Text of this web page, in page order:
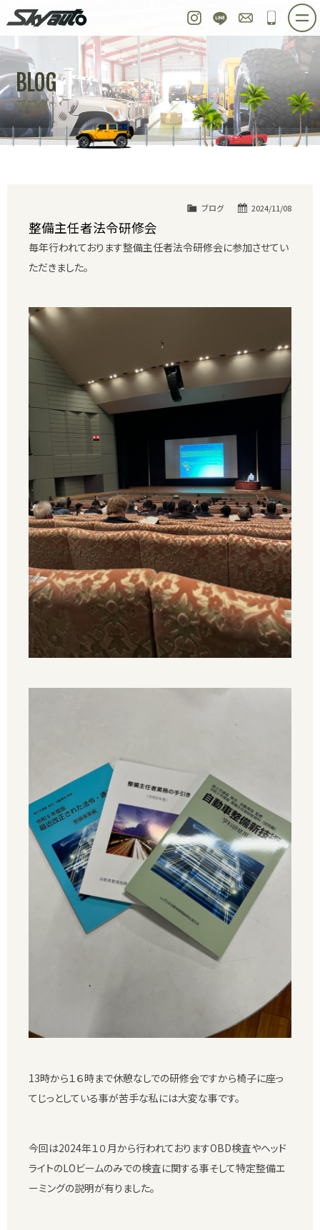
Instagram
LINE お問い合わせ
048-
ホーム 在庫車情報 ご購入プラン
整備作業実例 パーツ販売 買取＆オーダー
店舗紹介 工場紹介 会社概要
スタッフ紹介 求人情報 公式ブログ
BLOG
ブログ
2024/11/08
ブログ
整備主任者法令研修会
毎年行われております整備主任者法令研修会に参加させてい
ただきました。
13時から１６時まで休憩なしでの研修会ですから椅子に座っ
てじっとしている事が苦手な私には大変な事です。
今回は2024年１０月から行われておりますOBD検査やヘッド
ライトのLOビームのみでの検査に関する事そして特定整備エ
ーミングの説明が有りました。